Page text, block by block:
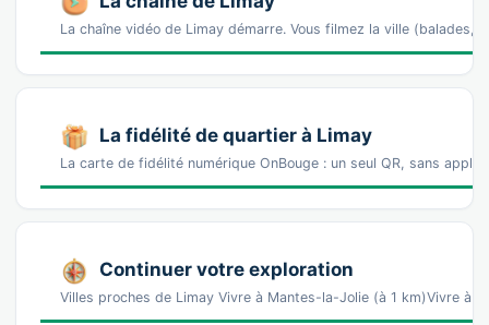
La chaîne vidéo de Limay démarre. Vous filmez la ville (balades,
La fidélité de quartier à Limay
La carte de fidélité numérique OnBouge : un seul QR, sans appli
Continuer votre exploration
Villes proches de Limay Vivre à Mantes-la-Jolie (à 1 km)Vivre à